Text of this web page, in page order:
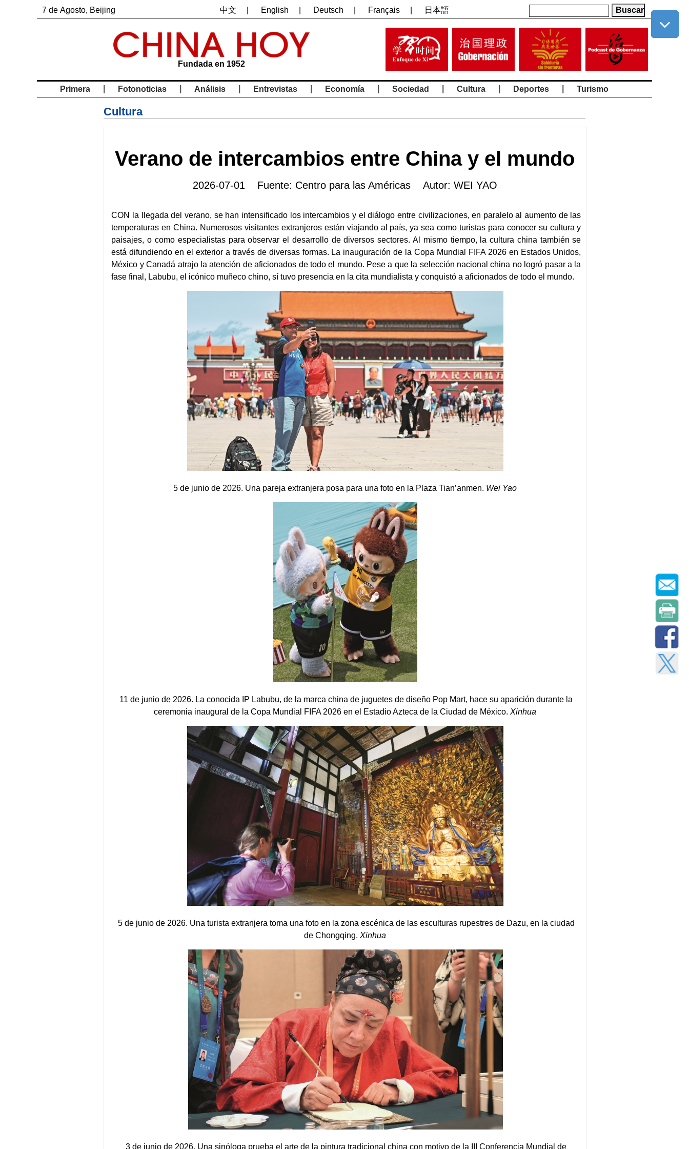
7 de Agosto, Beijing 中文 English Deutsch Français| 日本語
Fundada en 1952
Primera Fotonoticias Análisis Entrevistas Economía Sociedad Cultura Deportes Turismo
Cultura
Verano de intercambios entre China y el mundo
2026-07-01 Fuente: Centro para las Américas Autor: WEI YAO
CON la llegada del verano, se han intensificado los intercambios y el diálogo entre civilizaciones, en paralelo al aumento de las
temperaturas en China. Numerosos visitantes extranjeros están viajando al país, ya sea como turistas para conocer su cultura y
paisajes, o como especialistas para observar el desarrollo de diversos sectores. Al mismo tiempo, la cultura china también se
está difundiendo en el exterior a través de diversas formas. La inauguración de la Copa Mundial FIFA 2026 en Estados Unidos,
México y Canadá atrajo la atención de aficionados de todo el mundo. Pese a que la selección nacional china no logró pasar a la
fase final, Labubu, el icónico muñeco chino, sí tuvo presencia en la cita mundialista y conquistó a aficionados de todo el mundo.
5 de junio de 2026. Una pareja extranjera posa para una foto en la Plaza Tian’anmen. Wei Yao
11 de junio de 2026. La conocida IP Labubu, de la marca china de juguetes de diseño Pop Mart, hace su aparición durante la
ceremonia inaugural de la Copa Mundial FIFA 2026 en el Estadio Azteca de la Ciudad de México.Xinhua
5 de junio de 2026. Una turista extranjera toma una foto en la zona escénica de las esculturas rupestres de Dazu, en la ciudad
de Chongqing.Xinhua
3 de junio de 2026. Una sinóloga prueba el arte de la pintura tradicional china con motivo de la III Conferencia Mundial de